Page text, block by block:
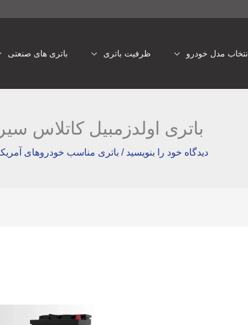
مدل خودرو ظرفیت باتری باتری های صنعتی
باتری اولدزمبیل کاتلاس سیرا
دیدگاه‌ خود را بنویسید / باتری مناسب خودروهای